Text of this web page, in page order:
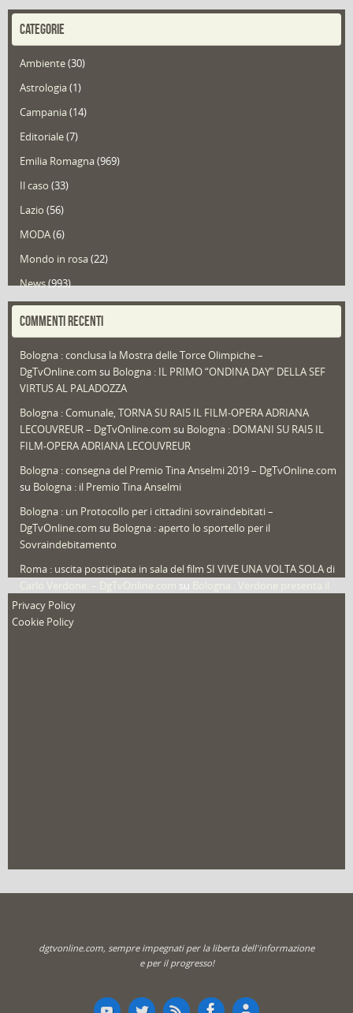
CATEGORIE
Ambiente(30)
Astrologia(1)
Campania(14)
Editoriale(7)
Emilia Romagna(969)
Il caso (33)
Lazio (56)
MODA(6)
Mondo in rosa(22)
News(993)
Portfolio(1)
Redazioni(1.050)
Speciali (22)
Sport
That's Bologna Magazine(25)
Video (archivio) (263)
COMMENTI RECENTI
Bologna : conclusa la Mostra delle Torce Olimpiche –
DgTvOnline.com su Bologna : IL PRIMO “ONDINA DAY” DELLA SEF
VIRTUS AL PALADOZZA
Bologna : Comunale, TORNA SU RAI5 IL FILM-OPERA ADRIANA
LECOUVREUR – DgTvOnline.com su Bologna : DOMANI SU RAI5 IL
FILM-OPERA ADRIANA LECOUVREUR
Bologna : consegna del Premio Tina Anselmi 2019 – DgTvOnline.com
su Bologna : il Premio Tina Anselmi
Bologna : un Protocollo per i cittadini sovraindebitati –
DgTvOnline.com su Bologna : aperto lo sportello per il
Sovraindebitamento
Roma : uscita posticipata in sala del film SI VIVE UNA VOLTA SOLA di
su
nuovo film
Privacy Policy
Cookie Policy
dgtvonline.com, sempre impegnati per la liberta dell'informazione
e per il progresso!